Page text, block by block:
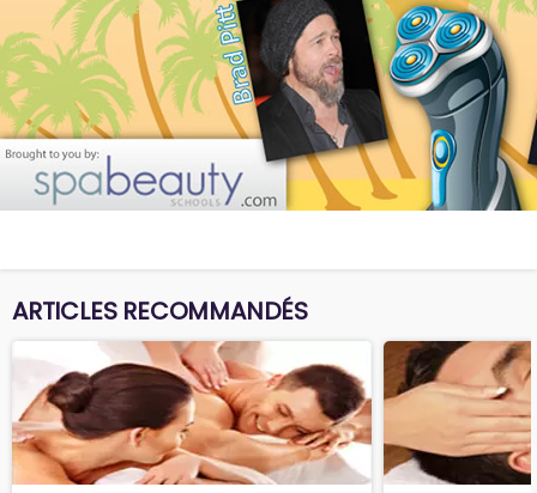
ARTICLES RECOMMANDÉS